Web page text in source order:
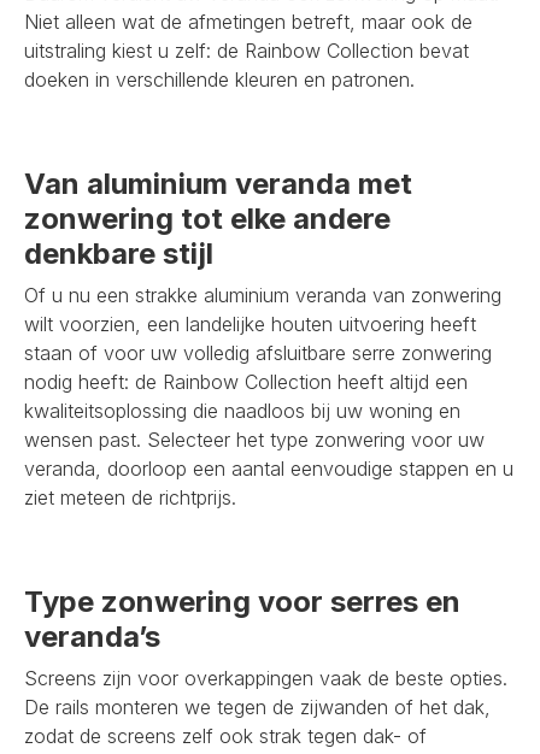
Niet alleen wat de afmetingen betreft, maar ook de
uitstraling kiest u zelf: de Rainbow Collection bevat
doeken in verschillende kleuren en patronen.
Van aluminium veranda met
zonwering tot elke andere
denkbare stijl
Of u nu een strakke aluminium veranda van zonwering
wilt voorzien, een landelijke houten uitvoering heeft
staan of voor uw volledig afsluitbare serre zonwering
nodig heeft: de Rainbow Collection heeft altijd een
kwaliteitsoplossing die naadloos bij uw woning en
wensen past. Selecteer het type zonwering voor uw
veranda, doorloop een aantal eenvoudige stappen en u
ziet meteen de richtprijs.
Type zonwering voor serres en
veranda’s
Screens zijn voor overkappingen vaak de beste opties.
De rails monteren we tegen de zijwanden of het dak,
zodat de screens zelf ook strak tegen dak- of